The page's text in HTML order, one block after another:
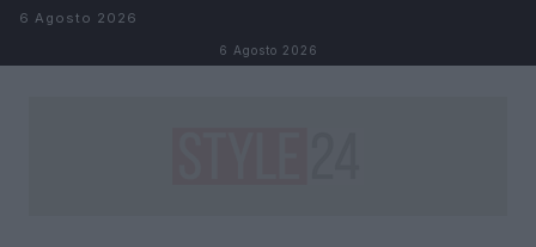
Salta al contenuto
6 Agosto 2026
6 Agosto 2026